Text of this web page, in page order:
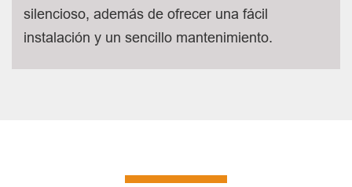
silencioso, además de ofrecer una fácil
instalación y un sencillo mantenimiento.